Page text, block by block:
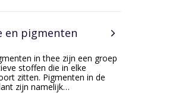
en pigmenten
in thee zijn een groep
stoffen die in elke
zitten. Pigmenten in de
zijn namelijk…